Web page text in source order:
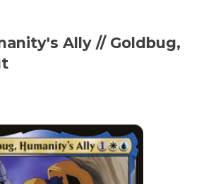
Ally // Goldbug,